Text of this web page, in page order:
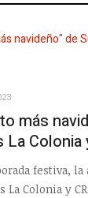
más
Colonia
festiva,
Colonia y